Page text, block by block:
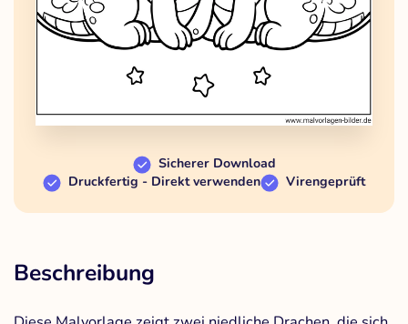
Sicherer Download
Druckfertig - Direkt verwenden
Virengeprüft
Beschreibung